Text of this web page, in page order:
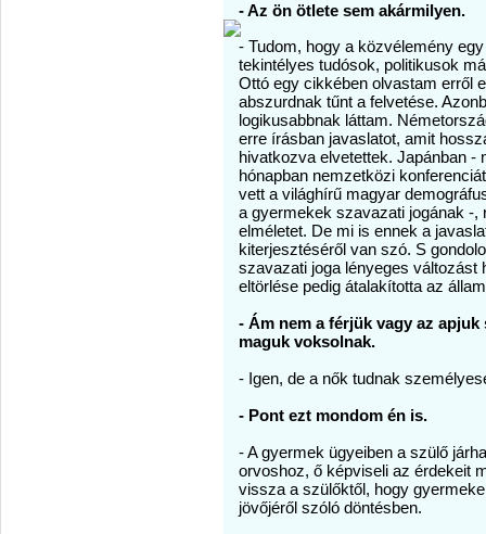
- Az ön ötlete sem akármilyen.
- Tudom, hogy a közvélemény
tekintélyes tudósok, politikusok
Ottó egy cikkében olvastam erről
abszurdnak tűnt a felvetése.
logikusabbnak láttam.
erre írásban javaslatot, amit
hivatkozva elvetettek. Japánban -
hónapban nemzetközi
vett a világhírű magyar
a gyermekek szavazati jogának -
elméletet. De mi is ennek a
kiterjesztéséről van szó. S
szavazati joga lényeges változást
eltörlése pedig átalakította az
- Ám nem a férjük vagy az
maguk voksolnak.
- Igen, de a nők tudnak
- Pont ezt mondom én is.
- A gyermek ügyeiben a szülő
orvoshoz, ő képviseli az érdekeit
vissza a szülőktől, hogy
jövőjéről szóló döntésben.